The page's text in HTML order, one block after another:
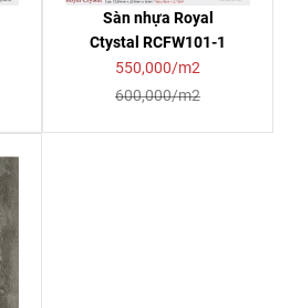
Sàn nhựa Royal
Ctystal RCFW101-1
550,000/m2
600,000/m2